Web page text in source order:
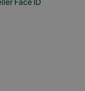
Face ID